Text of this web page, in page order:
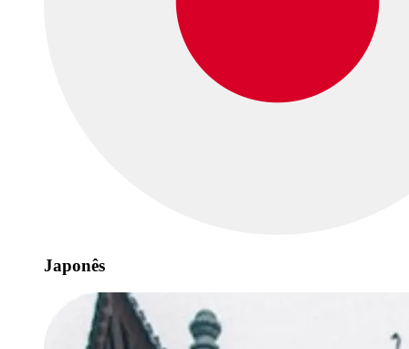
Japonês